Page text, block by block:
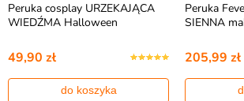
Peruka cosplay URZEKAJĄCA
WIEDŹMA Halloween
49,90 zł
do koszyka
Peruka
SIENNA
205,99 zł